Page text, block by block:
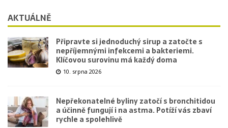
AKTUÁLNĚ
Připravte si jednoduchý sirup a zatočte s
nepříjemnými infekcemi a bakteriemi.
Klíčovou surovinu má každý doma
10. srpna 2026
Nepřekonatelné byliny zatočí s bronchitidou
a účinně fungují i na astma. Potíží vás zbaví
rychle a spolehlivě